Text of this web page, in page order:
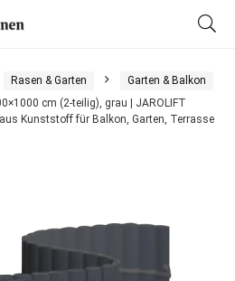
Rasen & Garten
Garten & Balkon
cm (2-teilig), grau | JAROLIFT
Kunststoff für Balkon, Garten, Terrasse